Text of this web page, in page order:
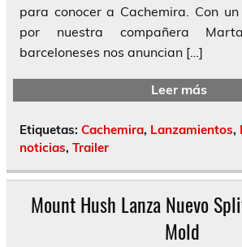
para conocer a Cachemira. Con
por nuestra compañera
barceloneses nos anuncian […]
Leer más
Etiquetas: Cachemira, Lanzamientos,
noticias, Trailer
Mount Hush Lanza Nuevo
Mold